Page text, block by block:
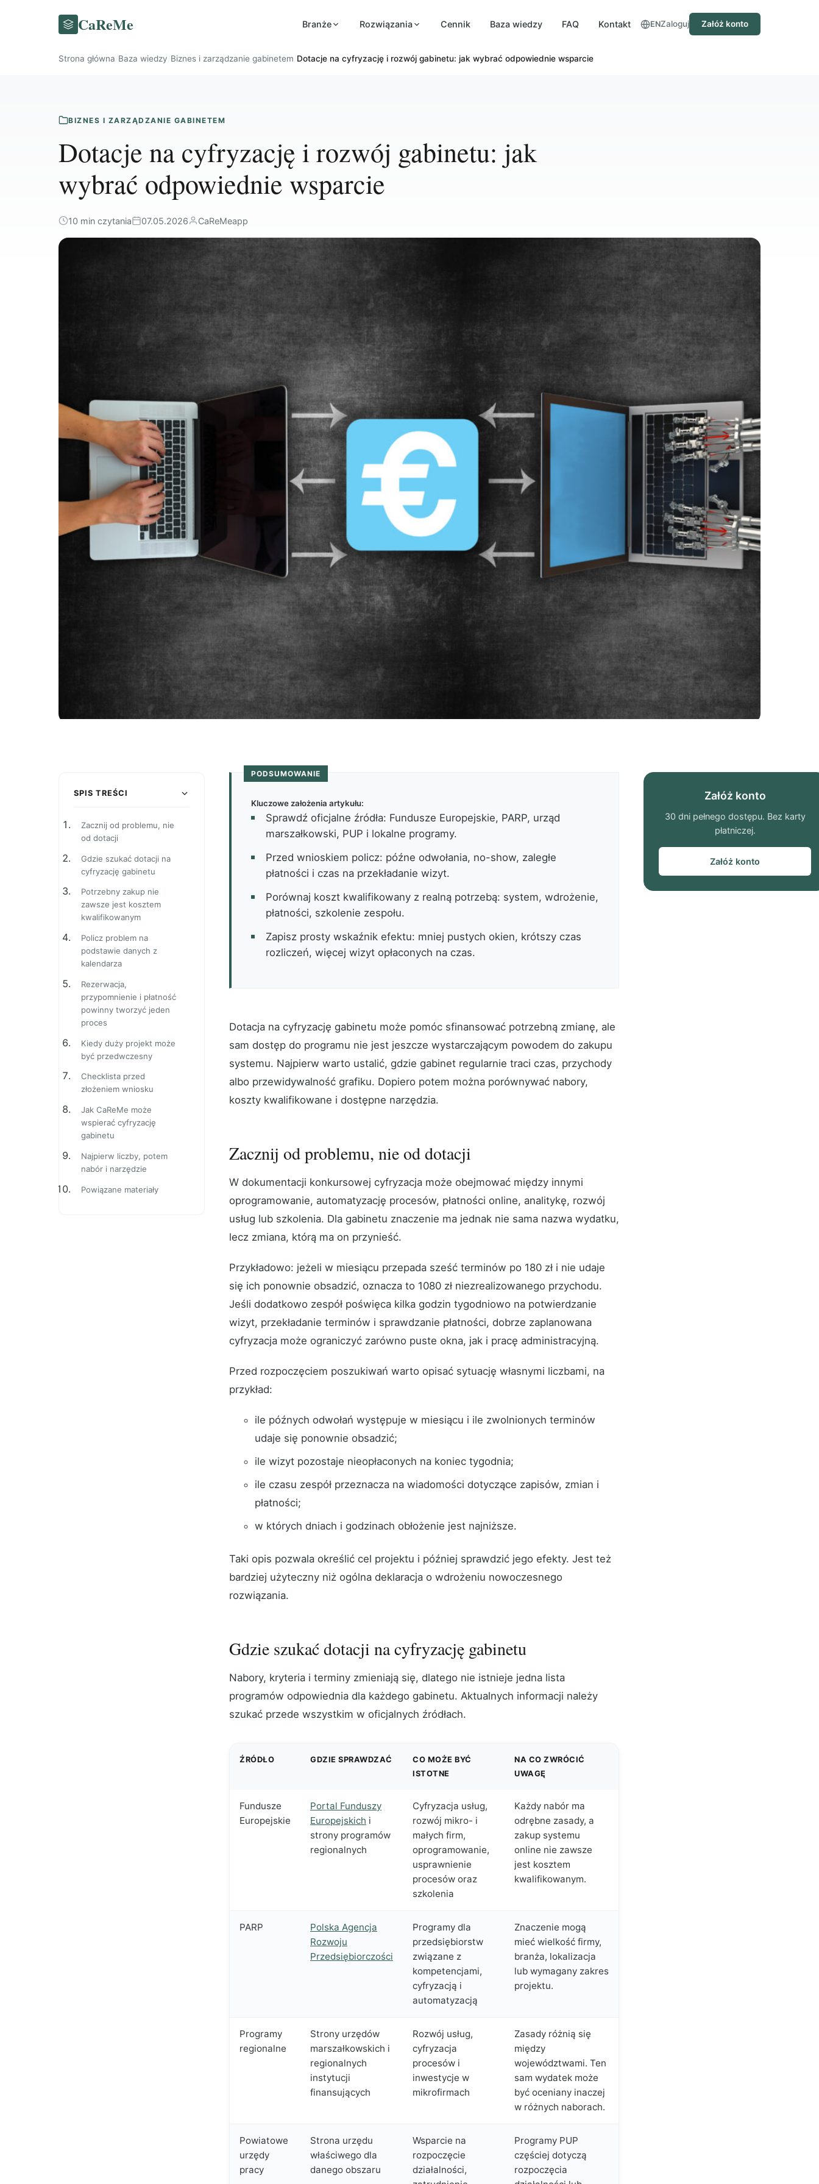
CaReMe Branże Rozwiązania Cennik Baza wiedzy FAQ Kontakt ENZaloguj Załóż konto
Strona główna Baza wiedzy Biznes i zarządzanie gabinetem Dotacje na cyfryzację i rozwój gabinetu: jak wybrać odpowiednie wsparcie
BIZNES I ZARZĄDZANIE GABINETEM
Dotacje na cyfryzację i rozwój gabinetu: jak
wybrać odpowiednie wsparcie
10 min czytania 07.05.2026 CaReMeapp
SPIS TREŚCI
Zacznij od problemu, nie
od dotacji
Gdzie szukać dotacji na
cyfryzację gabinetu
Potrzebny zakup nie
zawsze jest kosztem
kwalifikowanym
Policz problem na
podstawie danych z
kalendarza
Rezerwacja,
przypomnienie i płatność
powinny tworzyć jeden
proces
Kiedy duży projekt może
być przedwczesny
Checklista przed
złożeniem wniosku
Jak CaReMe może
wspierać cyfryzację
gabinetu
Najpierw liczby, potem
nabór i narzędzie
Powiązane materiały
PODSUMOWANIE
Kluczowe założenia artykułu:
Sprawdź oficjalne źródła: Fundusze Europejskie, PARP, urząd
marszałkowski, PUP i lokalne programy.
Przed wnioskiem policz: późne odwołania, no-show, zaległe
płatności i czas na przekładanie wizyt.
Porównaj koszt kwalifikowany z realną potrzebą: system, wdrożenie,
płatności, szkolenie zespołu.
Zapisz prosty wskaźnik efektu: mniej pustych okien, krótszy czas
rozliczeń, więcej wizyt opłaconych na czas.
Dotacja na cyfryzację gabinetu może pomóc sfinansować potrzebną zmianę, ale
sam dostęp do programu nie jest jeszcze wystarczającym powodem do zakupu
systemu. Najpierw warto ustalić, gdzie gabinet regularnie traci czas, przychody
albo przewidywalność grafiku. Dopiero potem można porównywać nabory,
koszty kwalifikowane i dostępne narzędzia.
Zacznij od problemu, nie od dotacji
W dokumentacji konkursowej cyfryzacja może obejmować między innymi
oprogramowanie, automatyzację procesów, płatności online, analitykę, rozwój
usług lub szkolenia. Dla gabinetu znaczenie ma jednak nie sama nazwa wydatku,
lecz zmiana, którą ma on przynieść.
Przykładowo: jeżeli w miesiącu przepada sześć terminów po 180 zł i nie udaje
się ich ponownie obsadzić, oznacza to 1080 zł niezrealizowanego przychodu.
Jeśli dodatkowo zespół poświęca kilka godzin tygodniowo na potwierdzanie
wizyt, przekładanie terminów i sprawdzanie płatności, dobrze zaplanowana
cyfryzacja może ograniczyć zarówno puste okna, jak i pracę administracyjną.
Przed rozpoczęciem poszukiwań warto opisać sytuację własnymi liczbami, na
przykład:
ile późnych odwołań występuje w miesiącu i ile zwolnionych terminów
udaje się ponownie obsadzić;
ile wizyt pozostaje nieopłaconych na koniec tygodnia;
ile czasu zespół przeznacza na wiadomości dotyczące zapisów, zmian i
płatności;
w których dniach i godzinach obłożenie jest najniższe.
Taki opis pozwala określić cel projektu i później sprawdzić jego efekty. Jest też
bardziej użyteczny niż ogólna deklaracja o wdrożeniu nowoczesnego
rozwiązania.
Gdzie szukać dotacji na cyfryzację gabinetu
Nabory, kryteria i terminy zmieniają się, dlatego nie istnieje jedna lista
programów odpowiednia dla każdego gabinetu. Aktualnych informacji należy
szukać przede wszystkim w oficjalnych źródłach.
ŹRÓDŁO GDZIE SPRAWDZAĆ
CO MOŻE BYĆ
ISTOTNE
NA CO ZWRÓCIĆ
UWAGĘ
Fundusze
Europejskie
Portal Funduszy
Europejskich i
strony programów
regionalnych
Cyfryzacja usług,
rozwój mikro- i
małych firm,
oprogramowanie,
usprawnienie
procesów oraz
szkolenia
Każdy nabór ma
odrębne zasady, a
zakup systemu
online nie zawsze
jest kosztem
kwalifikowanym.
PARP
Polska Agencja
Rozwoju
Przedsiębiorczości
Programy dla
przedsiębiorstw
związane z
kompetencjami,
cyfryzacją i
automatyzacją
Znaczenie mogą
mieć wielkość firmy,
branża, lokalizacja
lub wymagany zakres
projektu.
Programy
regionalne
Strony urzędów
marszałkowskich i
regionalnych
instytucji
finansujących
Rozwój usług,
cyfryzacja
procesów i
inwestycje w
mikrofirmach
Zasady różnią się
między
województwami. Ten
sam wydatek może
być oceniany inaczej
w różnych naborach.
Powiatowe
urzędy
pracy
Strona urzędu
właściwego dla
danego obszaru
Wsparcie na
rozpoczęcie
działalności,
Programy PUP
częściej dotyczą
rozpoczęcia
Załóż konto
30 dni pełnego dostępu. Bez karty
płatniczej.
Załóż konto